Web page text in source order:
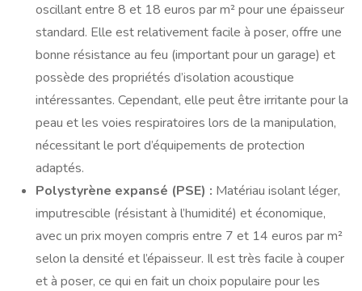
oscillant entre 8 et 18 euros par m² pour une épaisseur
standard. Elle est relativement facile à poser, offre une
bonne résistance au feu (important pour un garage) et
possède des propriétés d’isolation acoustique
intéressantes. Cependant, elle peut être irritante pour la
peau et les voies respiratoires lors de la manipulation,
nécessitant le port d’équipements de protection
adaptés.
Polystyrène expansé (PSE) : Matériau isolant léger,
imputrescible (résistant à l’humidité) et économique,
avec un prix moyen compris entre 7 et 14 euros par m²
selon la densité et l’épaisseur. Il est très facile à couper
et à poser, ce qui en fait un choix populaire pour les